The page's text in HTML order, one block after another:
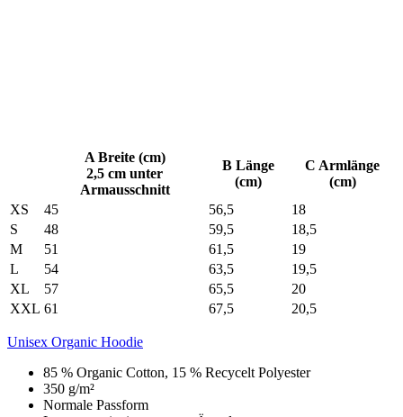
A Breite (cm)
2,5 cm unter
Armausschnitt
B Länge
(cm)
C Armlänge
(cm)
XS
45 56,5
18
S
48 59,5
18,5
M
51 61,5
19
L
54 63,5
19,5
XL
57 65,5
20
XXL 61 67,5 20,5
Unisex Organic Hoodie
85 % Organic Cotton, 15 % Recycelt Polyester
350 g/m²
Normale Passform